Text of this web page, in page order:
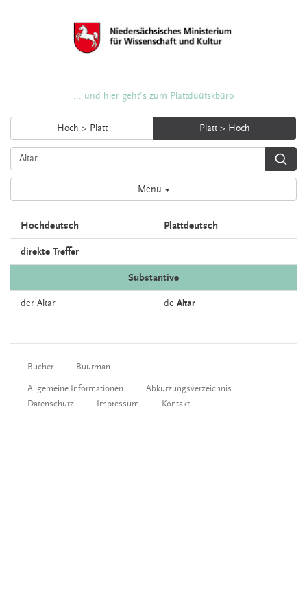
... und hier geht's zum Plattdüütskbüro
Hoch > Platt Platt > Hoch
Menü
Hochdeutsch Plattdeutsch
direkte Treffer
Substantive
der Altar de Altar
Bücher Buurman
Allgemeine Informationen
Abkürzungsverzeichnis
Datenschutz
Impressum Kontakt